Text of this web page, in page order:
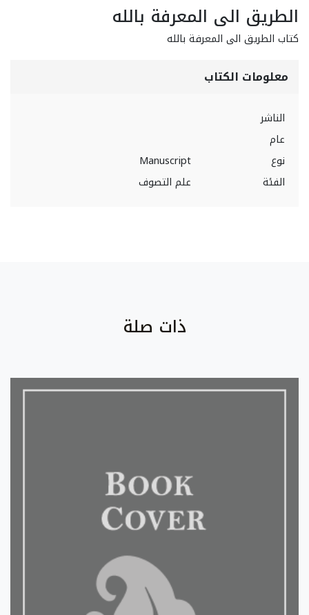
الطريق الى المعرفة بالله
كتاب الطريق الى المعرفة بالله
معلومات الكتاب
الناشر
عام
نوع
Manuscript
الفئة
علم التصوف
ذات صلة